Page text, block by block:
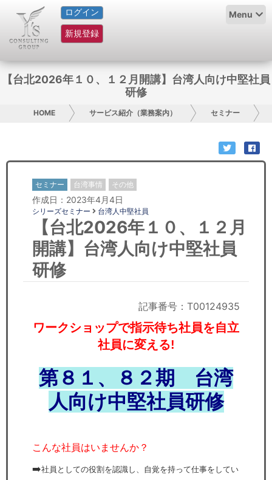
ログイン
新規登録
Menu
HOME
サービス紹介
コラム
お問い合わせ
日本人にPR
コンサルティング
リサーチ
セミナー
労務顧問
飲食店情報
【台北2026年１０、１２月開講】台湾人向け中堅社員
研修
HOME サービス紹介（業務案内） セミナー
セミナー 台湾事情 その他
作成日：2023年4月4日
シリーズセミナー 台湾人中堅社員
【台北2026年１０、１２月
開講】台湾人向け中堅社員
研修
記事番号：T00124935
ワークショップで指示待ち社員を自立
社員に変える!
第８１、８２期 台湾
人向け中堅社員研修
こんな社員はいませんか？
➡️社員としての役割を認識し、自覚を持って仕事をしてい